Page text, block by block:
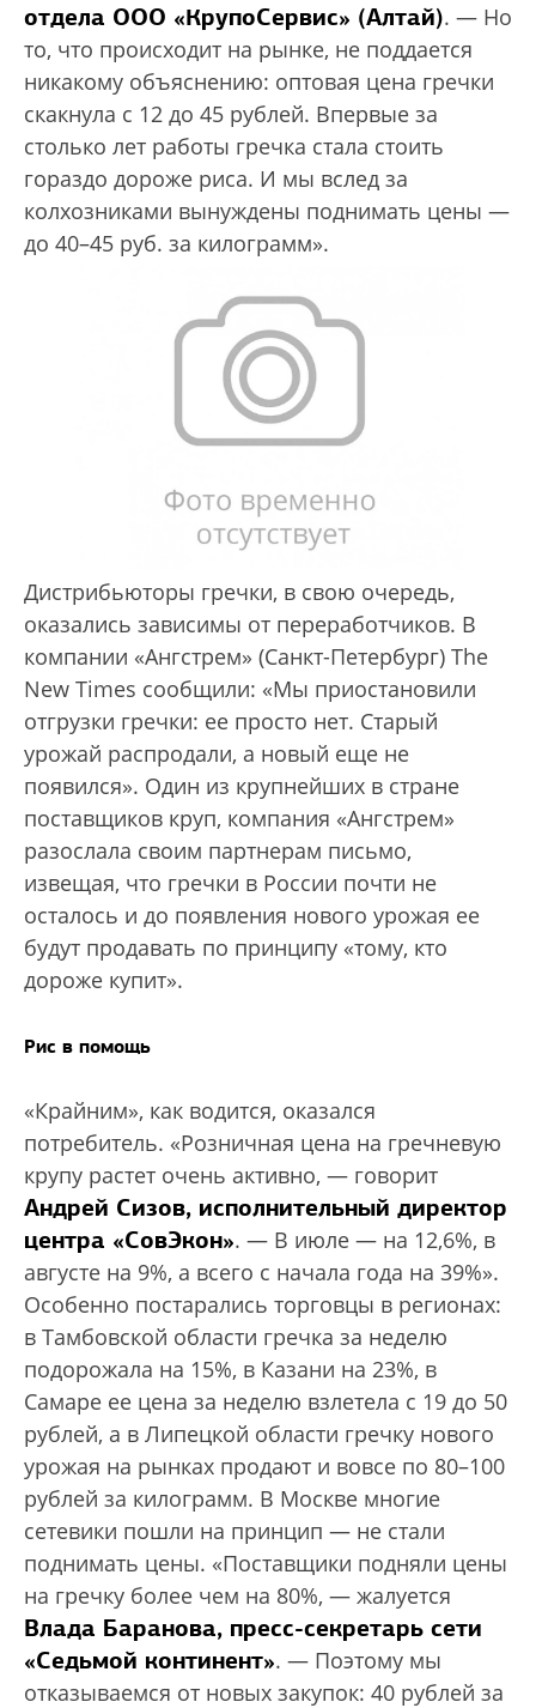
отдела ООО «КрупоСервис» (Алтай). — Но
то, что происходит на рынке, не поддается
никакому объяснению: оптовая цена гречки
скакнула с 12 до 45 рублей. Впервые за
столько лет работы гречка стала стоить
гораздо дороже риса. И мы вслед за
колхозниками вынуждены поднимать цены —
до 40–45 руб. за килограмм».
Дистрибьюторы гречки, в свою очередь,
оказались зависимы от переработчиков. В
компании «Ангстрем» (Санкт-Петербург) The
New Times сообщили: «Мы приостановили
отгрузки гречки: ее просто нет. Старый
урожай распродали, а новый еще не
появился». Один из крупнейших в стране
поставщиков круп, компания «Ангстрем»
разослала своим партнерам письмо,
извещая, что гречки в России почти не
осталось и до появления нового урожая ее
будут продавать по принципу «тому, кто
дороже купит».
Рис в помощь
«Крайним», как водится, оказался
потребитель. «Розничная цена на гречневую
крупу растет очень активно, — говорит
Андрей Сизов, исполнительный директор
цент­ра «СовЭкон». — В июле — на 12,6%, в
августе на 9%, а всего с начала года на 39%».
Особенно постарались торговцы в регионах:
в Тамбовской области гречка за неделю
подорожала на 15%, в Казани на 23%, в
Самаре ее цена за неделю взлетела с 19 до 50
рублей, а в Липецкой области гречку нового
урожая на рынках продают и вовсе по 80–100
рублей за килограмм. В Москве многие
сетевики пошли на принцип — не стали
поднимать цены. «Поставщики подняли цены
на гречку более чем на 80%, — жалуется
Влада Баранова, пресс-секретарь сети
«Седьмой континент». — Поэтому мы
отказываемся от новых закупок: 40 рублей за